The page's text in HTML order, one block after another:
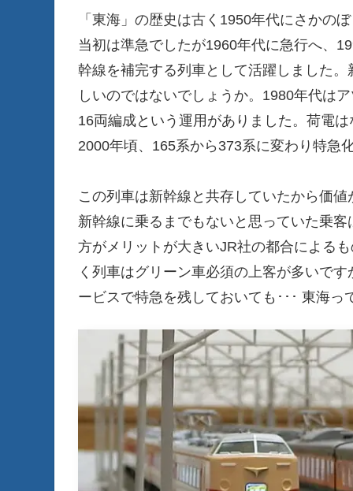
「東海」の歴史は古く1950年代にさかの
当初は準急でしたが1960年代に急行へ、
幹線を補完する列車として活躍しました
しいのではないでしょうか。1980年代は
16両編成という運用がありました。荷電
2000年頃、165系から373系に変わり特急
この列車は新幹線と共存していたから価
新幹線に乗るまでもないと思っていた乗
方がメリットが大きいJR社の都合による
く列車はグリーン車必須の上客が多いで
ービスで特急を残しておいても･･･ 東海